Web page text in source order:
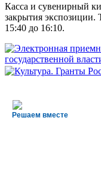
Касса и сувенирный
закрытия экспозиции.
15:40 до 16:10.
Решаем вместе